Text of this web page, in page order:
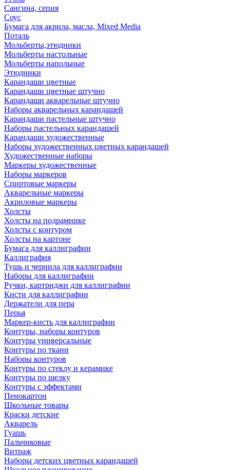
Сангина, сепия
Соус
Бумага для акрила, масла, Mixed Media
Поталь
Мольберты,этюдники
Мольберты настольные
Мольберты напольные
Этюдники
Карандаши цветные
Карандаши цветные штучно
Карандаши акварельные штучно
Наборы акварельных карандашей
Карандаши пастельные штучно
Наборы пастельных карандашей
Карандаши художественные
Наборы художественных цветных карандашей
Художественные наборы
Маркеры художественные
Наборы маркеров
Спиртовые маркеры
Акварельные маркеры
Акриловые маркеры
Холсты
Холсты на подрамнике
Холсты с контуром
Холсты на картоне
Бумага для каллиграфии
Каллиграфия
Тушь и чернила для каллиграфии
Наборы для каллиграфии
Ручки, картриджи для каллиграфии
Кисти для каллиграфии
Держатели для пера
Перья
Маркер-кисть для каллиграфии
Контуры, наборы контуров
Контуры универсальные
Контуры по ткани
Наборы контуров
Контуры по стеклу и керамике
Контуры по шелку
Контуры с эффектами
Пенокартон
Школьные товары
Краски детские
Акварель
Гуашь
Пальчиковые
Витраж
Наборы детских цветных карандашей